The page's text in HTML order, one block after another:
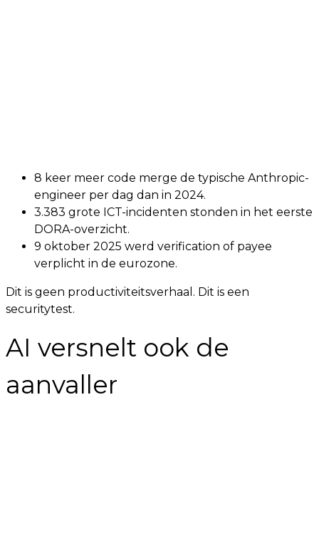
8 keer meer code merge de typische Anthropic-
engineer per dag dan in 2024.
3.383 grote ICT-incidenten stonden in het eerste
DORA-overzicht.
9 oktober 2025 werd verification of payee
verplicht in de eurozone.
Dit is geen productiviteitsverhaal. Dit is een
securitytest.
AI versnelt ook de
aanvaller